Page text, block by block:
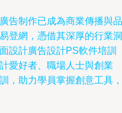
告制作已成為商業傳播與品
登網，憑借其深厚的行業洞
設計廣告設計PS軟件培訓
愛好者、職場人士與創業
，助力學員掌握創意工具，